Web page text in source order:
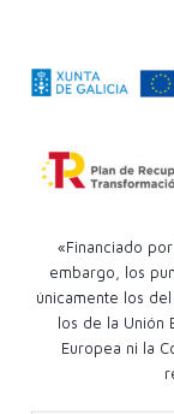
«Financiado
embargo, los
únicamente los
los de la Unión
Europea ni la